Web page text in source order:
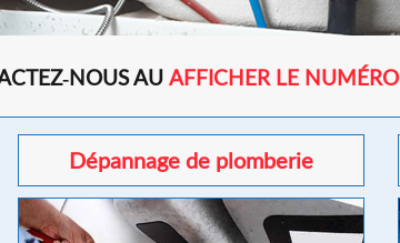
NOUS AU AFFICHER LE NUMÉRO
Dépannage de plomberie